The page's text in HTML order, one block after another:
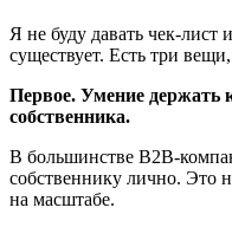
Я не буду давать чек-лист
существует. Есть три
Первое. Умение держать
собственника.
В большинстве B2B-
собственнику лично. Это
на масштабе.